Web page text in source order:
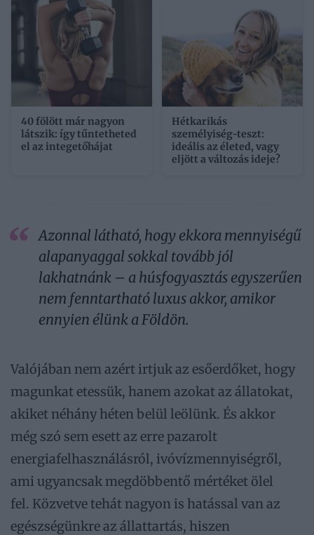
40 fölött már nagyon
látszik: így tűntetheted
el az integetőhájat
Hétkarikás
személyiség-teszt:
ideális az életed, vagy
eljött a változás ideje?
Azonnal látható, hogy ekkora mennyiségű
alapanyaggal sokkal tovább jól
lakhatnánk – a húsfogyasztás egyszerűen
nem fenntartható luxus akkor, amikor
ennyien élünk a Földön.
Valójában nem azért irtjuk az esőerdőket, hogy
magunkat etessük, hanem azokat az állatokat,
akiket néhány héten belül leölünk. És akkor
még szó sem esett az erre pazarolt
energiafelhasználásról, ivóvízmennyiségről,
ami ugyancsak megdöbbentő mértéket ölel
fel. Közvetve tehát nagyon is hatással van az
egészségünkre az állattartás, hiszen